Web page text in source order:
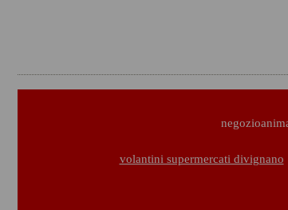
volantini supermercati divignano